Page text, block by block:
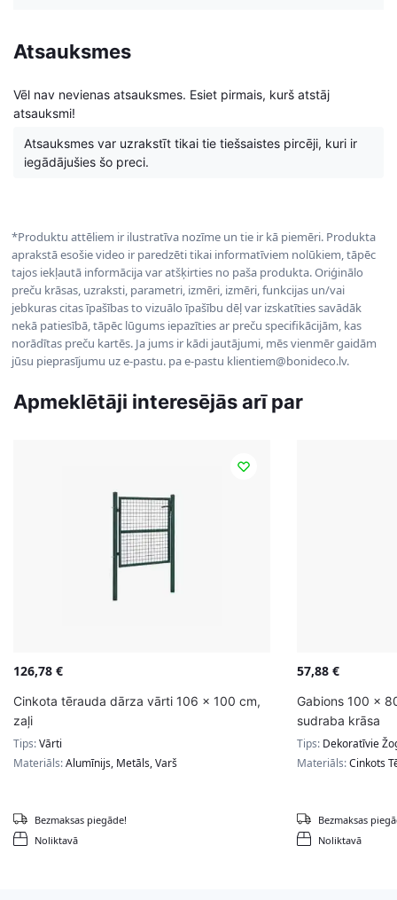
Atsauksmes
Vēl nav nevienas atsauksmes. Esiet pirmais, kurš atstāj
atsauksmi!
Atsauksmes var uzrakstīt tikai tie tiešsaistes pircēji, kuri ir
iegādājušies šo preci.
*Produktu attēliem ir ilustratīva nozīme un tie ir kā piemēri. Produkta
aprakstā esošie video ir paredzēti tikai informatīviem nolūkiem, tāpēc
tajos iekļautā informācija var atšķirties no paša produkta. Oriģinālo
preču krāsas, uzraksti, parametri, izmēri, izmēri, funkcijas un/vai
jebkuras citas īpašības to vizuālo īpašību dēļ var izskatīties savādāk
nekā patiesībā, tāpēc lūgums iepazīties ar preču specifikācijām, kas
norādītas preču kartēs. Ja jums ir kādi jautājumi, mēs vienmēr gaidām
jūsu pieprasījumu uz e-pastu. pa e-pastu klientiem@bonideco.lv.
Apmeklētāji interesējās arī par
126,78 €
Cinkota tērauda dārza vārti 106 x 100 cm,
zaļi
Tips:Vārti
Materiāls:Alumīnijs, Metāls, Varš
Noliktavā
Bezmaksas piegāde!
57,88 €
Gabions 100 x
sudraba krāsa
Tips: Dekoratīvie
Materiāls:Cinkots
Noliktavā
Bezmaksas